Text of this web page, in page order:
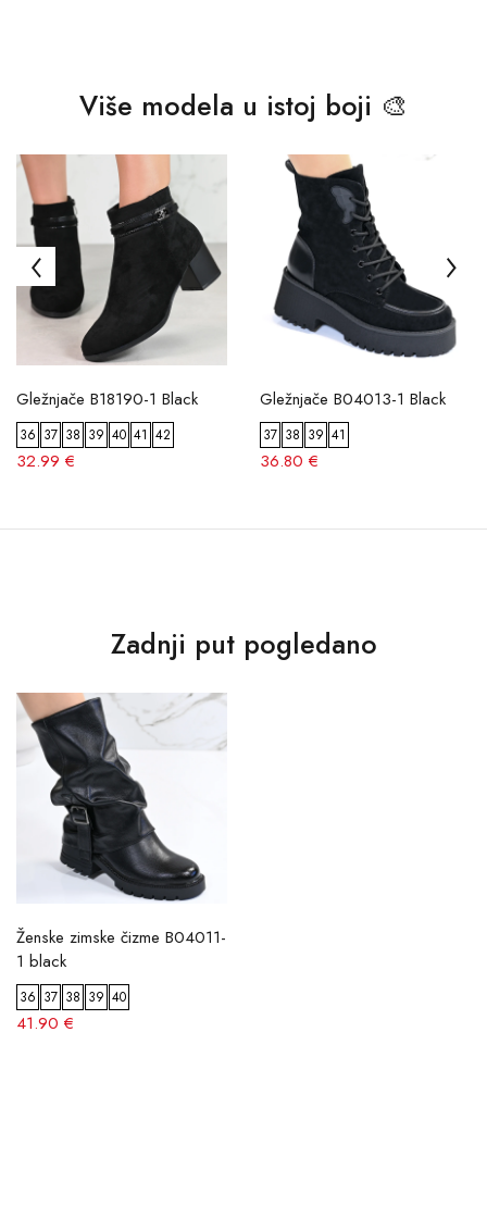
Više modela u istoj boji 🎨
Gležnjače B18190-1 Black
36 37 38 39 40 41 42
32.99 €
Gležnjače B04013-1 Black
37 38 39 41
36.80 €
Zadnji put pogledano
Ženske zimske čizme B04011-
1 black
36 37 38 39 40
41.90 €